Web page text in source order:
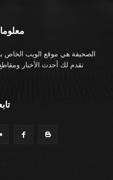
الصحيفة هي موقع الويب الخاص
نقدم لك أحدث الأخبار